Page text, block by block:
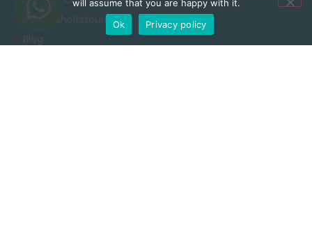
Gesundheitstourismus
Blog
will assume that you are happy with it.
Ok
Privacy policy